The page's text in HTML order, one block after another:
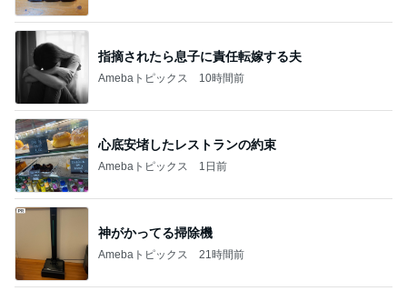
指摘されたら息子に責任転嫁する夫
Amebaトピックス 10時間前
心底安堵したレストランの約束
Amebaトピックス 1日前
神がかってる掃除機
Amebaトピックス 21時間前